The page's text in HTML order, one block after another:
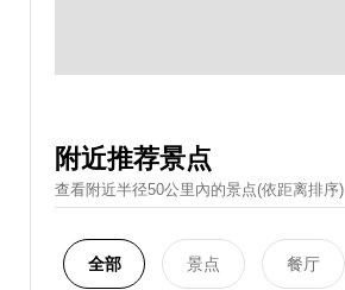
附近推荐景点
查看附近半径50公里內的景点(依距离排序)
全部 景点 餐厅